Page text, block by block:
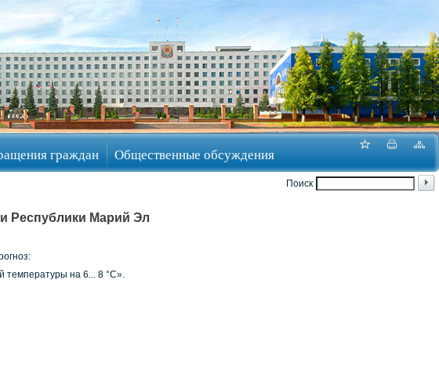
граждан Общественные обсуждения
Поиск
Республики Марий Эл
температуры на 6... 8 °С».